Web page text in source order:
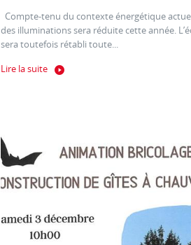
Compte-tenu du contexte énergétique
des illuminations sera réduite cette année.
sera toutefois rétabli toute...
Lire la suite